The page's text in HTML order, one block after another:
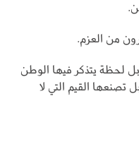
من العزم.
لحظة يتذكر فيها الوطن
تصنعها القيم التي لا